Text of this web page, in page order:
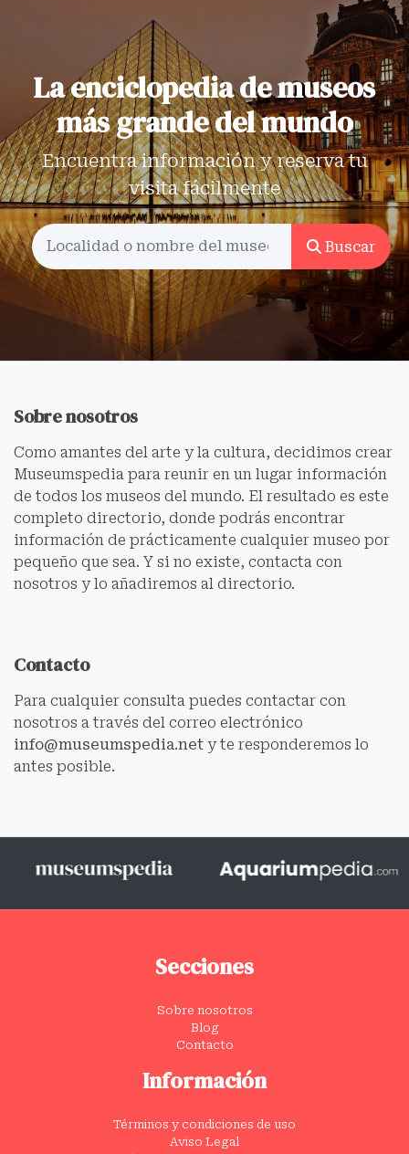
La enciclopedia de museos
más grande del mundo
Encuentra información y reserva tu
visita fácilmente
Buscar
Sobre nosotros
Como amantes del arte y la cultura, decidimos crear
Museumspedia para reunir en un lugar información
de todos los museos del mundo. El resultado es este
completo directorio, donde podrás encontrar
información de prácticamente cualquier museo por
pequeño que sea. Y si no existe, contacta con
nosotros y lo añadiremos al directorio.
Contacto
Para cualquier consulta puedes contactar con
nosotros a través del correo electrónico
info@museumspedia.net y te responderemos lo
antes posible.
Secciones
Sobre nosotros
Blog
Contacto
Información
Términos y condiciones de uso
Aviso Legal